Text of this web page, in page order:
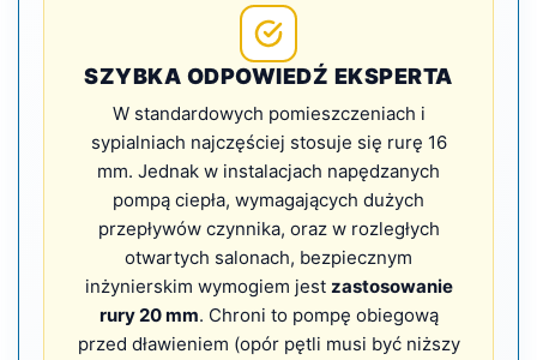
SZYBKA ODPOWIEDŹ EKSPERTA
W standardowych pomieszczeniach i
sypialniach najczęściej stosuje się rurę 16
mm. Jednak w instalacjach napędzanych
pompą ciepła, wymagających dużych
przepływów czynnika, oraz w rozległych
otwartych salonach, bezpiecznym
inżynierskim wymogiem jest zastosowanie
rury 20 mm. Chroni to pompę obiegową
przed dławieniem (opór pętli musi być niższy